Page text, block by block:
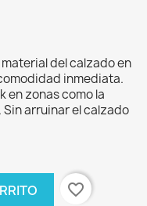
del calzado en
inmediata.
en zonas como la
Sin arruinar el calzado
favorite_border